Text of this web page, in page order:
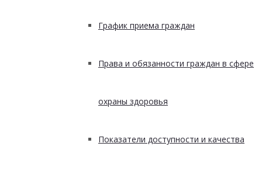
График приема граждан
Права и обязанности граждан в сфере
охраны здоровья
Показатели доступности и качества